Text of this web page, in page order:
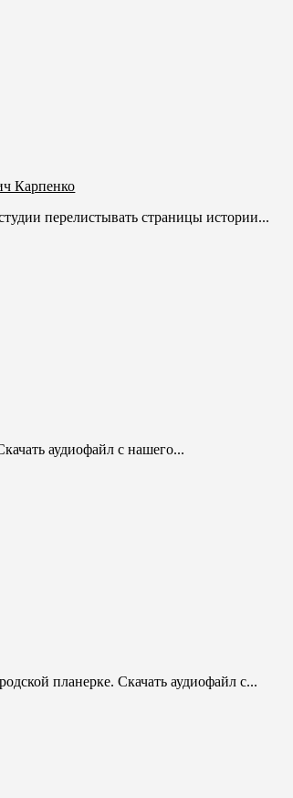
Карпенко
перелистывать страницы истории...
аудиофайл с нашего...
планерке. Скачать аудиофайл с...